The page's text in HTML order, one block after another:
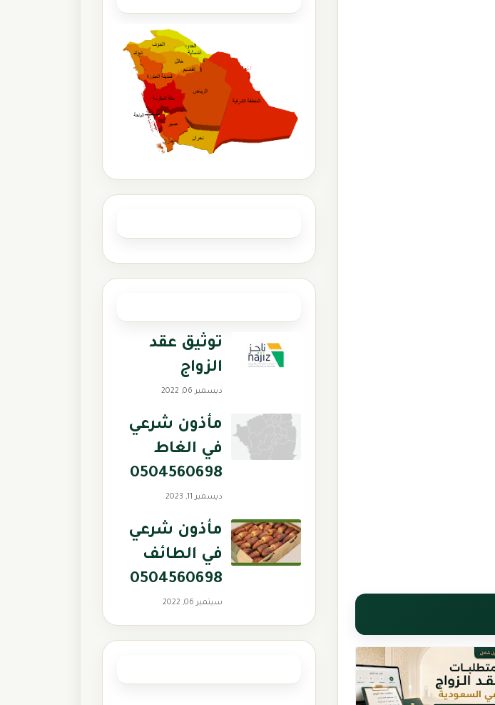
توثيق عقد
الزواج
ديسمبر 06, 2022
مأذون شرعي
في الغاط
0504560698
ديسمبر 11, 2023
مأذون شرعي
في الطائف
0504560698
سبتمبر 06, 2022